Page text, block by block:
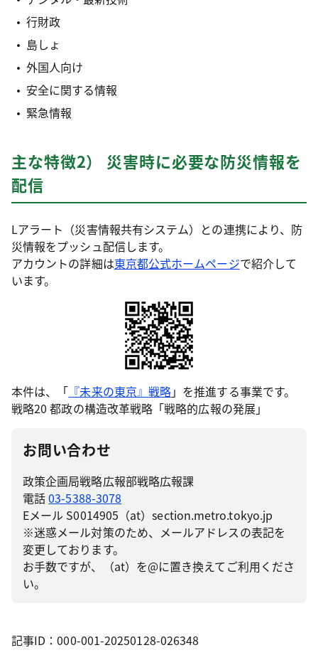
行財政
島しょ
外国人向け
安全に関する情報
緊急情報
主な特徴2） 災害時に必要な防災情報を
配信
Lアラート（災害情報共有システム）との連携により、防
災情報をプッシュ配信します。
アカウントの詳細は東京都公式ホームページで紹介して
います。
本件は、「 『未来の東京』戦略」を推進する事業です。
戦略20 都政の構造改革戦略「戦略的広報の発展」
お問い合わせ
政策企画局戦略広報部戦略広報課
電話03-5388-3078
Eメール S0014905（at）section.metro.tokyo.jp
※迷惑メール対策のため、メールアドレスの表記を
変更しております。
お手数ですが、（at）を@に置き換えてご利用くださ
い。
記事ID：000-001-20250128-026348